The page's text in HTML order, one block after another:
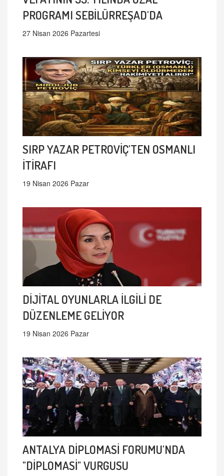
PROGRAMI SEBİLÜRREŞAD'DA
27 Nisan 2026 Pazartesi
SIRP YAZAR PETROVİÇ'TEN OSMANLI
İTİRAFI
19 Nisan 2026 Pazar
DİJİTAL OYUNLARLA İLGİLİ DE
DÜZENLEME GELİYOR
19 Nisan 2026 Pazar
ANTALYA DİPLOMASİ FORUMU'NDA
"DİPLOMASİ" VURGUSU